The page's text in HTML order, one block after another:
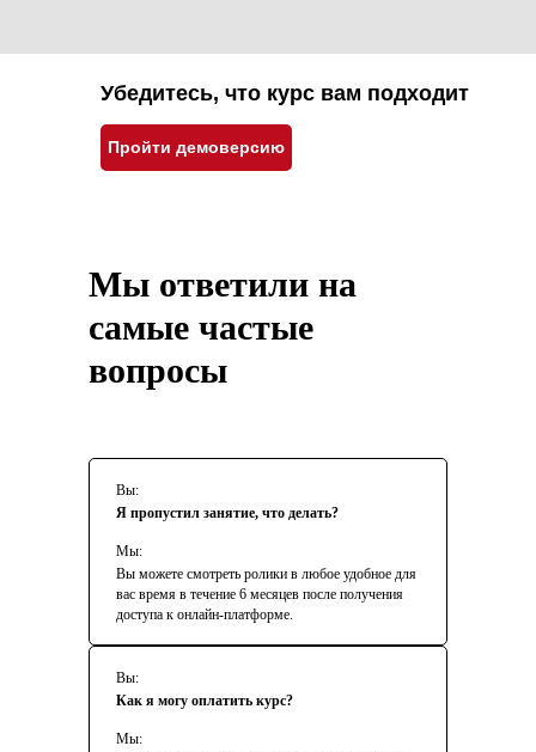
Пройти демоверсию
Убедитесь, что курс вам подходит
Мы ответили на
самые частые
вопросы
Вы:
Я пропустил занятие, что делать?
Мы:
Вы можете смотреть ролики в любое удобное для
вас время в течение 6 месяцев после получения
доступа к онлайн-платформе.
Вы:
Как я могу оплатить курс?
Мы:
чтобы получать полезный контент бесплатно!
ООО «Высшая школа аналитики и стратегии»
125252, Российская Федерация, город Москва, ул.
Профессии
+7 (991) 222-10-69
school@changellenge.com
ООО «Высшая школа аналитики и стратегии»
125252, г. Москва, ул. Проезд Березовой рощи, д. 12,
ИНН/КПП 7716917009/771401001